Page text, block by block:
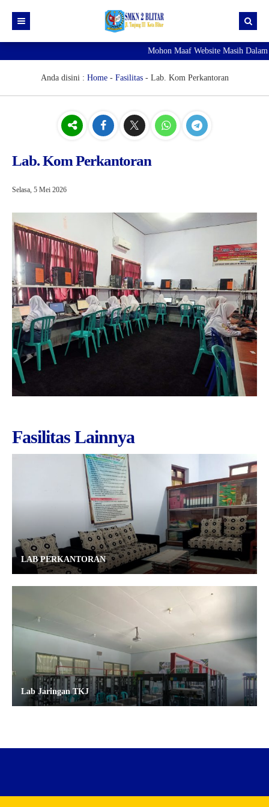
Konsentrasi Keahlian
Akuntansi Lembaga
Manajemen Perkantoran
INFO SPMB
Mohon Maaf Website Masih Dalam
Anda disini : Home- Fasilitas- Lab. Kom Perkantoran
Lab. Kom Perkantoran
Selasa, 5 Mei 2026
Fasilitas Lainnya
LAB PERKANTORAN
Lab Jaringan TKJ